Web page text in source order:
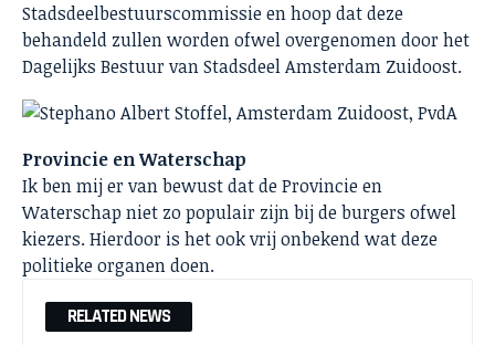
Stadsdeelbestuurscommissie en hoop dat deze
behandeld zullen worden ofwel overgenomen door het
Dagelijks Bestuur van Stadsdeel Amsterdam Zuidoost.
Provincie en Waterschap
Ik ben mij er van bewust dat de Provincie en
Waterschap niet zo populair zijn bij de burgers ofwel
kiezers. Hierdoor is het ook vrij onbekend wat deze
politieke organen doen.
RELATED NEWS